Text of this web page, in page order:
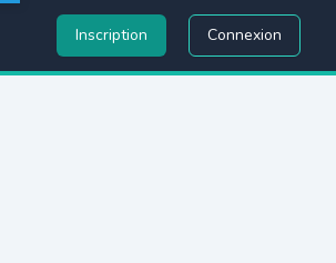
Inscription Connexion